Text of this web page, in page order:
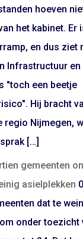
hoeven
het kabinet. Er
en dus ziet
Infrastructuur
"toch een beetje
Hij bracht
regio Nijmegen,
[…]
gemeenten
asielplekken
dat te
onder toezicht